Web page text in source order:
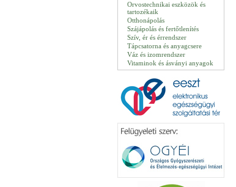
Orvostechnikai eszközök és
tartozékaik
Otthonápolás
Szájápolás és fertőtlenítés
Szív, ér és érrendszer
Tápcsatorna és anyagcsere
Váz és izomrendszer
Vitaminok és ásványi anyagok